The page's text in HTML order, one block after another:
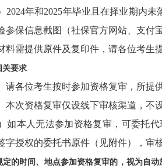
年和2025年毕业且在择业期内未
参保信息截图（社保官方网站、支付
需提供原件及复印件，请各位考生提
关要求
位考生按时参加资格复审，所提供
次资格复审仅设线下审核渠道，不设
本人无法参加资格复审，可委托代
字授权的委托书原件（见附件），审
定的时间、地点参加资格复审的，视为自